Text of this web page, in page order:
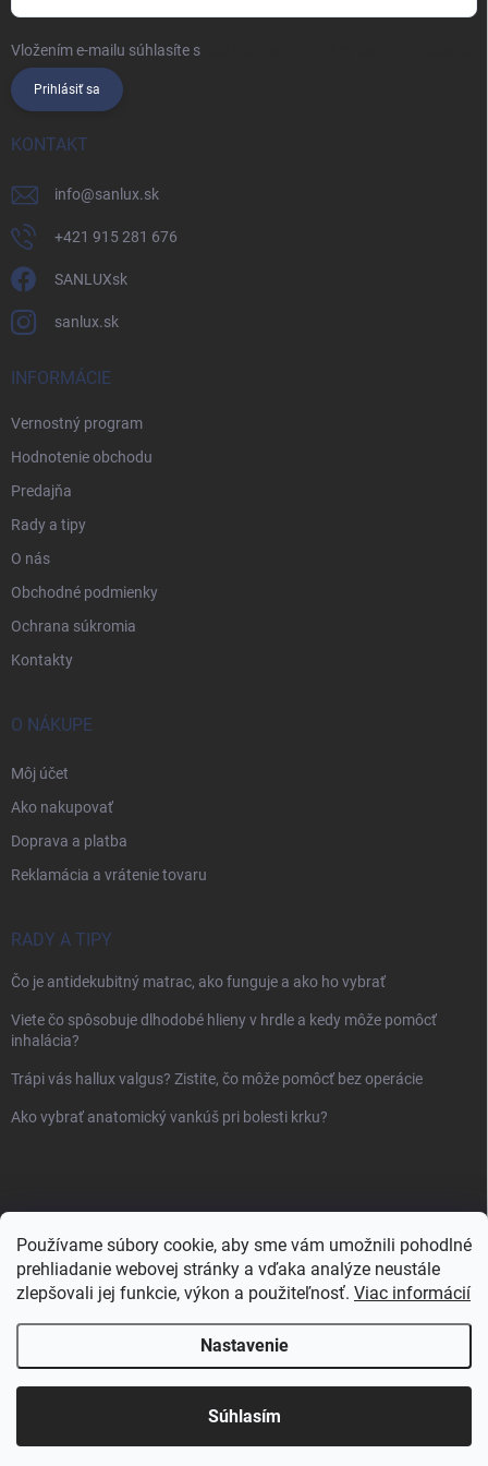
Používame súbory cookie, aby sme vám umožnili pohodlné
prehliadanie webovej stránky a vďaka analýze neustále
zlepšovali jej funkcie, výkon a použiteľnosť. Viac informácií
Nastavenie
Súhlasím
Vložením e-mailu súhlasíte s
Prihlásiť sa
KONTAKT
info@sanlux.sk
+421 915 281 676
SANLUXsk
sanlux.sk
INFORMÁCIE
Vernostný program
Hodnotenie obchodu
Predajňa
Rady a tipy
O nás
Obchodné podmienky
Ochrana súkromia
Kontakty
O NÁKUPE
Môj účet
Ako nakupovať
Doprava a platba
Reklamácia a vrátenie tovaru
RADY A TIPY
Čo je antidekubitný matrac, ako funguje a ako ho vybrať
Viete čo spôsobuje dlhodobé hlieny v hrdle a kedy môže pomôcť
inhalácia?
Trápi vás hallux valgus? Zistite, čo môže pomôcť bez operácie
Ako vybrať anatomický vankúš pri bolesti krku?
Sanlux.sk . Všetky práva vyhradené.